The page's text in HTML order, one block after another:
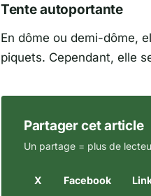
Tente autoportante
En dôme ou demi-dôme,
piquets. Cependant, elle
Partager cet article
Un partage = plus de
X Facebook